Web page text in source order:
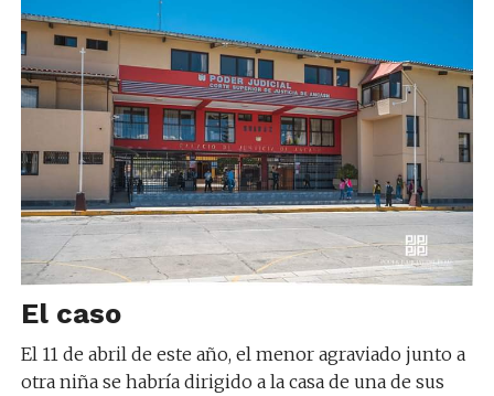
El caso
El 11 de abril de este año, el menor agraviado junto a
otra niña se habría dirigido a la casa de una de sus